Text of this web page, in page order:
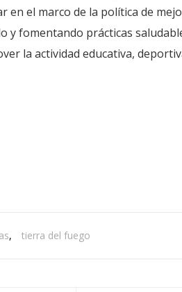
en el marco de la política de
y fomentando prácticas
la actividad educativa,
, tierra del fuego